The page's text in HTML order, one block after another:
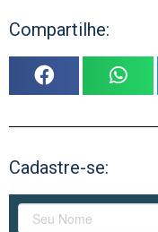
Compartilhe:
Cadastre-se: